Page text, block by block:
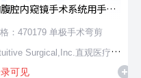
腔内窥镜手术系统用手术
：470179 单极手术弯剪
Surgical,Inc.直观医疗公
可见